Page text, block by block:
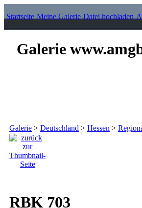
Startseite Meine Galerie Datei hochladen
Galerie
Galerie > Deutschland > Hessen >
RBK 703